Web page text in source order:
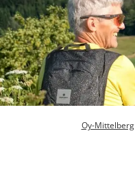
Oy-Mittelberg